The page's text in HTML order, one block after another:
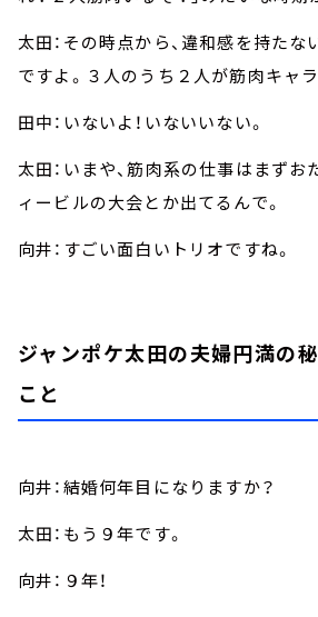
太田：その時点から、違和感を持た
ですよ。３人のうち２人が筋肉キャ
田中：いないよ！いないいない。
太田：いまや、筋肉系の仕事はまずお
ィービルの大会とか出てるんで。
向井：すごい面白いトリオですね。
ジャンポケ太田の夫婦円満の秘
こと
向井：結婚何年目になりますか？
太田：もう９年です。
向井：９年！